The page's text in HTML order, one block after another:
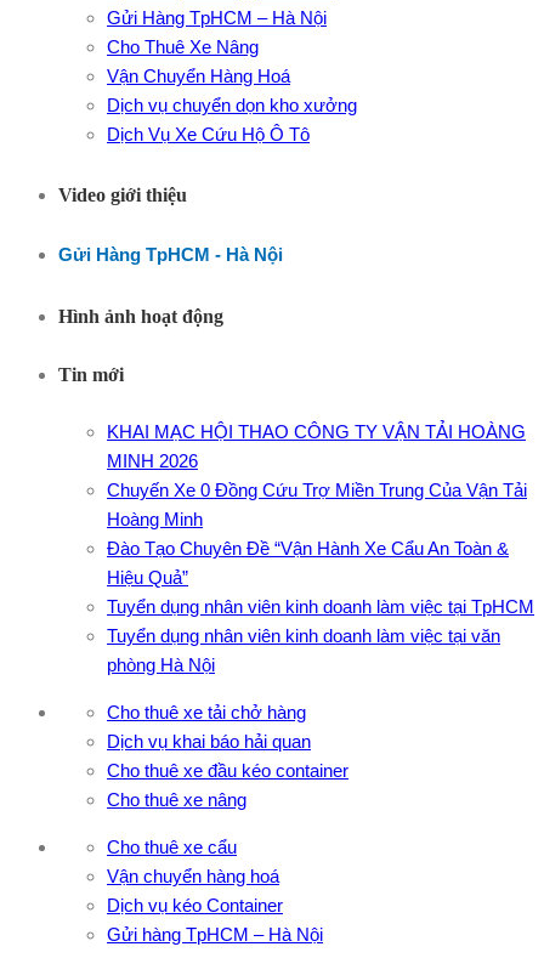
Gửi Hàng TpHCM – Hà Nội
Cho Thuê Xe Nâng
Vận Chuyển Hàng Hoá
Dịch vụ chuyển dọn kho xưởng
Dịch Vụ Xe Cứu Hộ Ô Tô
Video giới thiệu
Gửi Hàng TpHCM - Hà Nội
Hình ảnh hoạt động
Tin mới
KHAI MẠC HỘI THAO CÔNG TY VẬN TẢI HOÀNG
MINH 2026
Chuyến Xe 0 Đồng Cứu Trợ Miền Trung Của Vận Tải
Hoàng Minh
Đào Tạo Chuyên Đề “Vận Hành Xe Cẩu An Toàn &
Hiệu Quả”
Tuyển dụng nhân viên kinh doanh làm việc tại TpHCM
Tuyển dụng nhân viên kinh doanh làm việc tại văn
phòng Hà Nội
Cho thuê xe tải chở hàng
Dịch vụ khai báo hải quan
Cho thuê xe đầu kéo container
Cho thuê xe nâng
Cho thuê xe cẩu
Vận chuyển hàng hoá
Dịch vụ kéo Container
Gửi hàng TpHCM – Hà Nội